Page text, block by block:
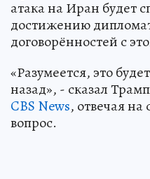
Президент США
атака на Иран будет
достижению
договорённостей с
«Разумеется, это
назад», - сказал
CBS News